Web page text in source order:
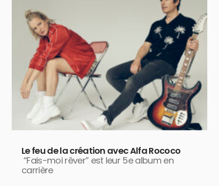
Le feu de la création avec Alfa Rococo
“Fais-moi rêver” est leur 5e album en
carrière